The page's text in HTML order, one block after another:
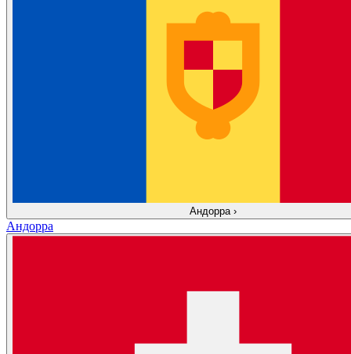
Андорра ›
Андорра